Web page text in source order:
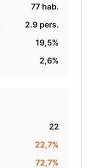
77 hab.
2.9 pers.
19,5%
2,6%
22
22,7%
72,7%